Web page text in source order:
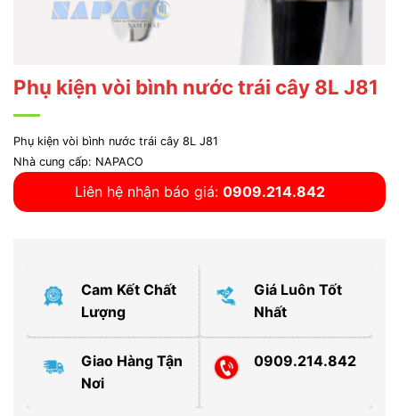
Phụ kiện vòi bình nước trái cây 8L J81
Phụ kiện vòi bình nước trái cây 8L J81
Nhà cung cấp: NAPACO
Liên hệ nhận báo giá: 0909.214.842
Cam Kết Chất
Lượng
Giá Luôn Tốt
Nhất
Giao Hàng Tận
Nơi
0909.214.842